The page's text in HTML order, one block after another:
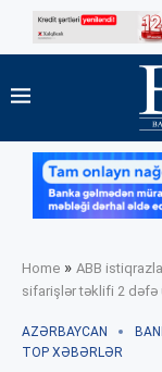
Home » ABB
sifarişlər təklifi 2 dəfə
AZƏRBAYCAN
TOP XƏBƏRLƏR